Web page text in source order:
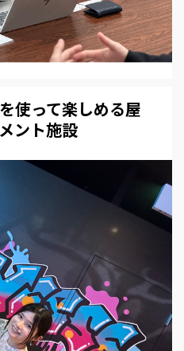
使って楽しめる屋
ント施設